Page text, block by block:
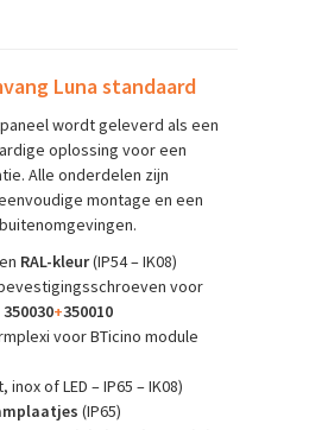
Luna standaard
wordt geleverd als een
oplossing voor een
Alle onderdelen zijn
montage en een
RAL-kleur(IP54 – IK08)
voor
+350010
voor BTicino module
inox of LED – IP65 – IK08)
(IP65)